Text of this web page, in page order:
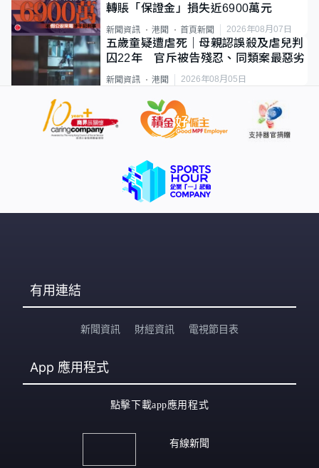
轉賬「保證金」損失近6900萬元
新聞資訊 港聞 首頁新聞 2026年08月07日
五歲童疑遭虐死｜母親認誤殺及虐兒判
囚22年 官斥被告殘忍、同類案最惡劣
新聞資訊 港聞 2026年08月05日
有用連結
新聞資訊 財經資訊 電視節目表
App 應用程式
點擊下載app應用程式
有線新聞